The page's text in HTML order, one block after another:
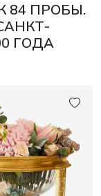
84 ПРОБЫ.
ГОДА